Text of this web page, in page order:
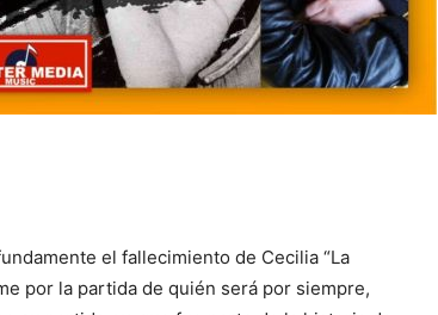
el fallecimiento de Cecilia “La
por la partida de quién será por siempre,